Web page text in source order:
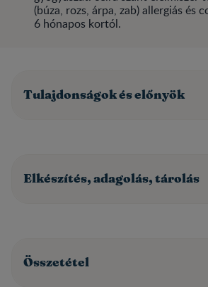
(búza, rozs, árpa, zab) allergiás és
6 hónapos kortól.
Tulajdonságok és előnyök
Elkészítés, adagolás, tárolás
Összetétel